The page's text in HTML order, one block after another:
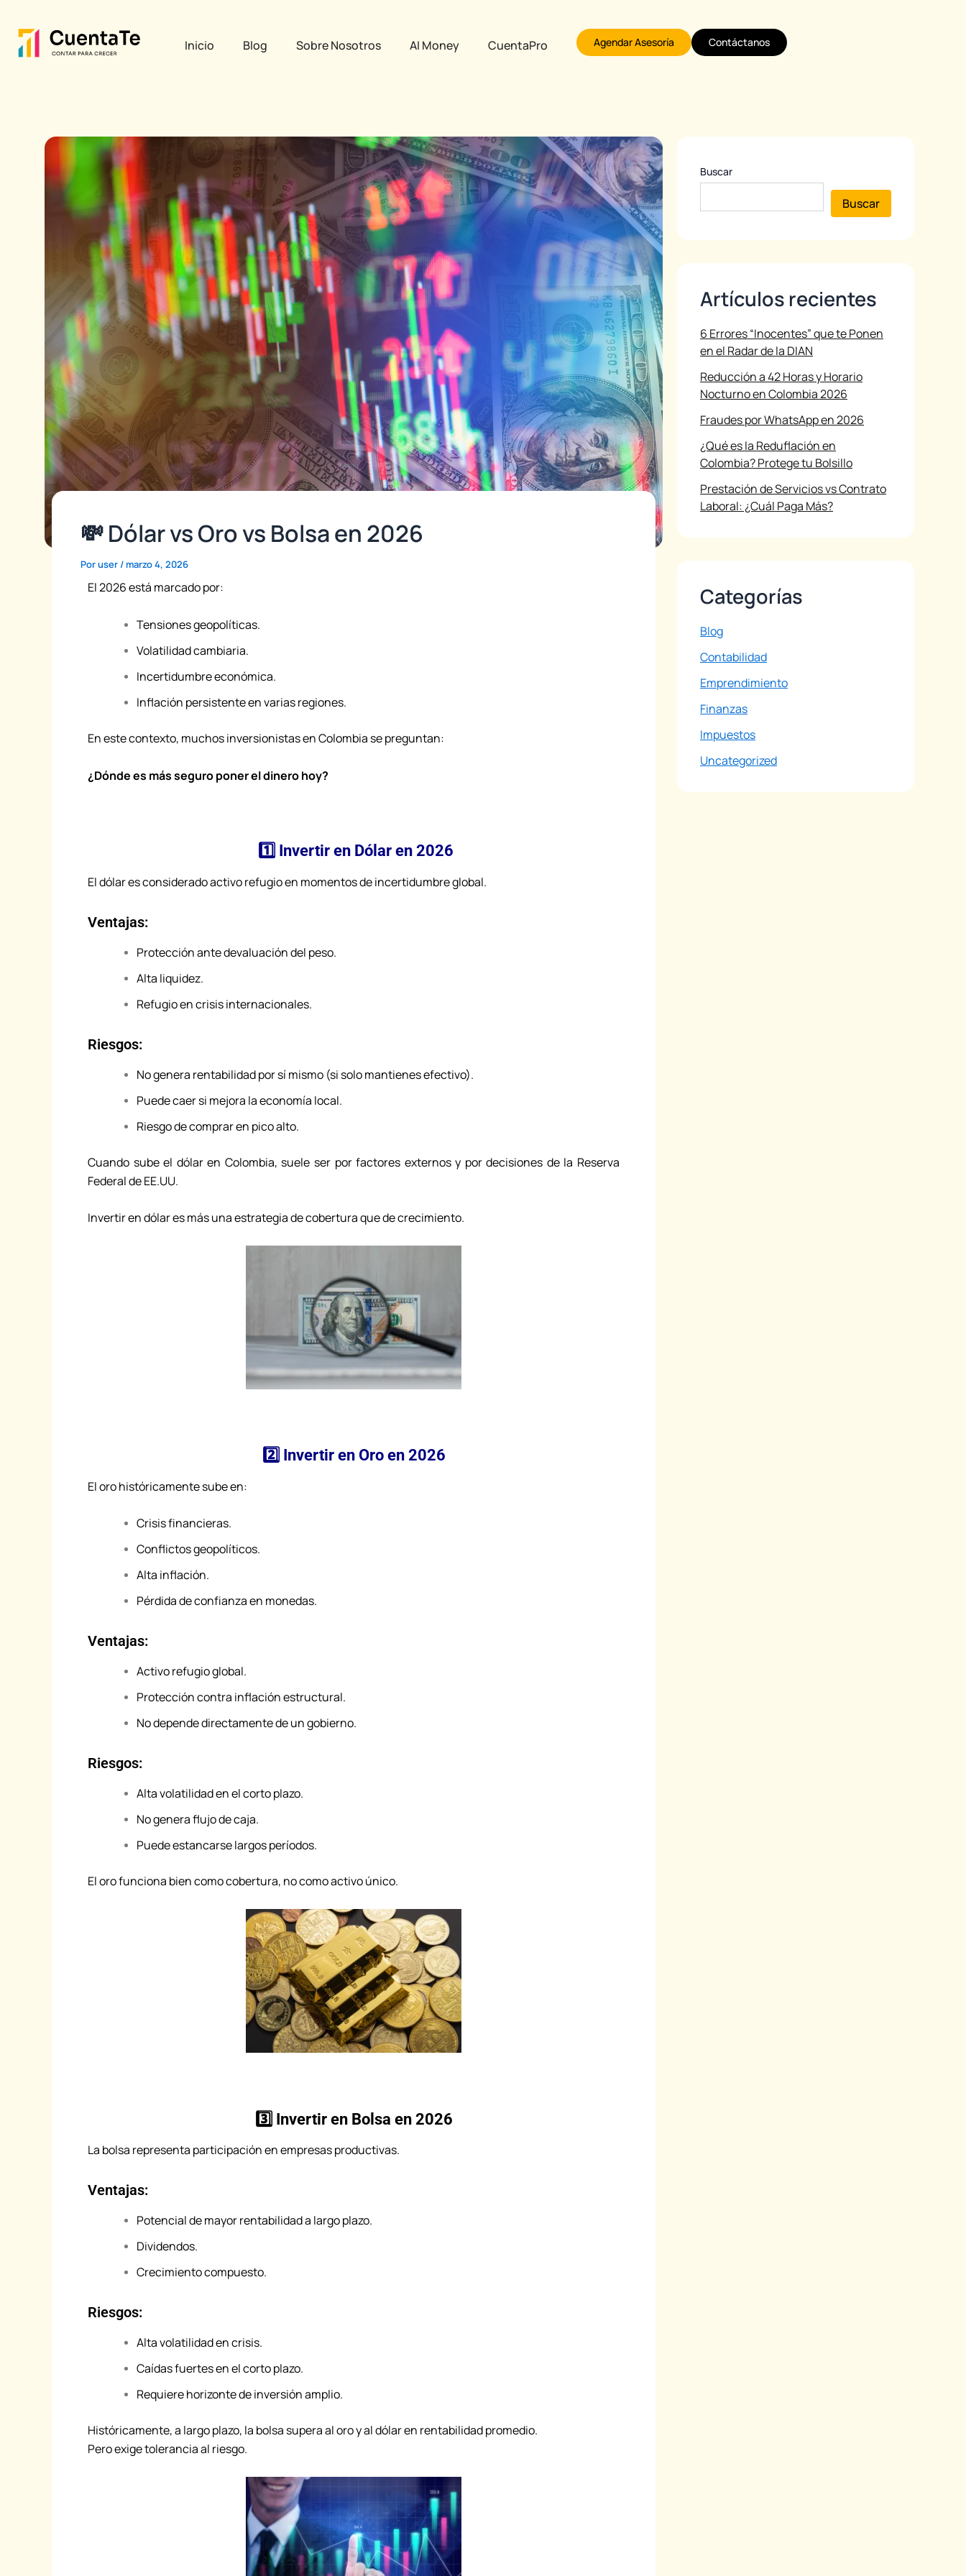
contenido
Inicio Blog Sobre Nosotros AI Money CuentaPro Agendar Asesoría Contáctanos
💸 Dólar vs Oro vs Bolsa en 2026
Poruser /marzo 4, 2026
El 2026 está marcado por:
Tensiones geopolíticas.
Volatilidad cambiaria.
Incertidumbre económica.
Inflación persistente en varias regiones.
En este contexto, muchos inversionistas en Colombia se preguntan:
¿Dónde es más seguro poner el dinero hoy?
1️⃣ Invertir en Dólar en 2026
El dólar es considerado activo refugio en momentos de incertidumbre global.
Ventajas:
Protección ante devaluación del peso.
Alta liquidez.
Refugio en crisis internacionales.
Riesgos:
No genera rentabilidad por sí mismo (si solo mantienes efectivo).
Puede caer si mejora la economía local.
Riesgo de comprar en pico alto.
Cuando sube el dólar en Colombia, suele ser por factores externos y por decisiones de la Reserva
Federal de EE.UU.
Invertir en dólar es más una estrategia de cobertura que de crecimiento.
2️⃣ Invertir en Oro en 2026
El oro históricamente sube en:
Crisis financieras.
Conflictos geopolíticos.
Alta inflación.
Pérdida de confianza en monedas.
Ventajas:
Activo refugio global.
Protección contra inflación estructural.
No depende directamente de un gobierno.
Riesgos:
Alta volatilidad en el corto plazo.
No genera flujo de caja.
Puede estancarse largos períodos.
El oro funciona bien como cobertura, no como activo único.
3️⃣ Invertir en Bolsa en 2026
La bolsa representa participación en empresas productivas.
Ventajas:
Potencial de mayor rentabilidad a largo plazo.
Dividendos.
Crecimiento compuesto.
Riesgos:
Alta volatilidad en crisis.
Caídas fuertes en el corto plazo.
Requiere horizonte de inversión amplio.
Históricamente, a largo plazo, la bolsa supera al oro y al dólar en rentabilidad promedio.
Pero exige tolerancia al riesgo.
navigation
Buscar
Buscar
Artículos recientes
6 Errores “Inocentes” que te Ponen
en el Radar de la DIAN
Reducción a 42 Horas y Horario
Nocturno en Colombia 2026
Fraudes por WhatsApp en 2026
¿Qué es la Reduflación en
Colombia? Protege tu Bolsillo
Prestación de Servicios vs Contrato
Laboral: ¿Cuál Paga Más?
Categorías
Blog
Contabilidad
Emprendimiento
Finanzas
Impuestos
Uncategorized